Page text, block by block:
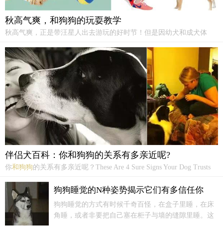
秋高气爽，和狗狗的玩耍教学
秋高气爽，正是带汪星人出去游玩的好时节！但是因幼犬和成犬体
在玩耍中需要注意什么呢？以及需要get哪些技能呢？玩耍中的教育意
义“玩耍也是教育的方式之一。
伴侣犬百科：你和狗狗的关系有多亲近呢?
你和狗狗的关系有多亲近呢？These Are 4 Sure Signs Your Dog Trusts
量花时间
运动或者腻在一起。你对他说话，就像对自己的好友
说话一样——自在，没有恐惧，不带评判。
狗狗睡觉的N种姿势揭示它们有多信任你
狗狗睡觉的方式有时候千奇百怪，在盒子里睡，在床
角睡，或者非要把自己塞在柜子与墙的缝隙里睡。这